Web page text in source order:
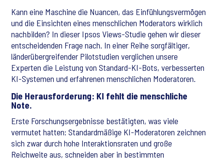
Kann eine Maschine die Nuancen, das Einfühlungsvermögen
und die Einsichten eines menschlichen Moderators wirklich
nachbilden? In dieser Ipsos Views-Studie gehen wir dieser
entscheidenden Frage nach. In einer Reihe sorgfältiger,
länderübergreifender Pilotstudien verglichen unsere
Experten die Leistung von Standard-KI-Bots, verbesserten
KI-Systemen und erfahrenen menschlichen Moderatoren.
Die Herausforderung: KI fehlt die menschliche
Note.
Erste Forschungsergebnisse bestätigten, was viele
vermutet hatten: Standardmäßige KI-Moderatoren zeichnen
sich zwar durch hohe Interaktionsraten und große
Reichweite aus, schneiden aber in bestimmten